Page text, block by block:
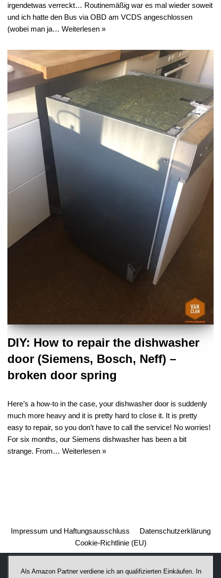
irgendetwas verreckt… Routinemäßig war es mal wieder soweit
und ich hatte den Bus via OBD am VCDS angeschlossen
(wobei man ja… Weiterlesen »
DIY: How to repair the dishwasher
door (Siemens, Bosch, Neff) –
broken door spring
Here’s a how-to in the case, your dishwasher door is suddenly
much more heavy and it is pretty hard to close it. It is pretty
easy to repair, so you don’t have to call the service! No worries!
For six months, our Siemens dishwasher has been a bit
strange. From… Weiterlesen »
Impressum und Haftungsausschluss
Datenschutzerklärung
Cookie-Richtlinie (EU)
Als Amazon Partner verdiene ich an qualifizierten Einkäufen. In